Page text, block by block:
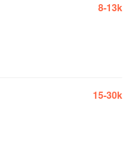
8-13k
15-30k